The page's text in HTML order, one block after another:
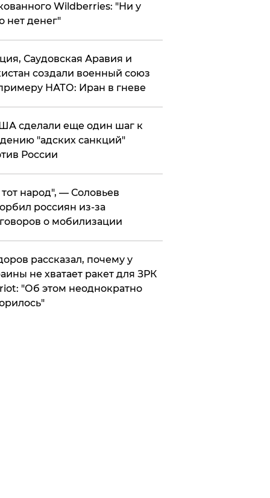
Wildberries: "Ни у
нет денег"
Саудовская Аравия и
создали военный союз
НАТО: Иран в гневе
сделали еще один шаг к
"адских санкций"
России
народ", — Соловьев
россиян из-за
о мобилизации
рассказал, почему у
не хватает ракет для ЗРК
"Об этом неоднократно